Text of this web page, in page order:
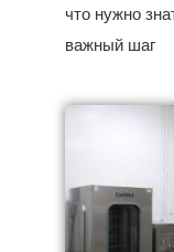
что нужно
важный шаг